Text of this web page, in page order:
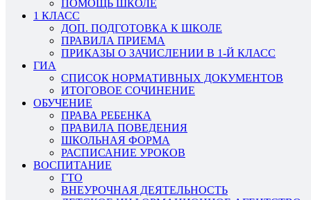
ПОМОЩЬ ШКОЛЕ
1 КЛАСС
ДОП. ПОДГОТОВКА К ШКОЛЕ
ПРАВИЛА ПРИЕМА
ПРИКАЗЫ О ЗАЧИСЛЕНИИ В 1-Й КЛАСС
ГИА
СПИСОК НОРМАТИВНЫХ ДОКУМЕНТОВ
ИТОГОВОЕ СОЧИНЕНИЕ
ОБУЧЕНИЕ
ПРАВА РЕБЕНКА
ПРАВИЛА ПОВЕДЕНИЯ
ШКОЛЬНАЯ ФОРМА
РАСПИСАНИЕ УРОКОВ
ВОСПИТАНИЕ
ГТО
ВНЕУРОЧНАЯ ДЕЯТЕЛЬНОСТЬ